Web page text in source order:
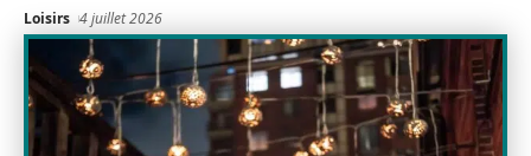
Loisirs 4 juillet 2026